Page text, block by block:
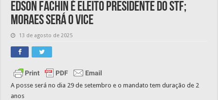
Edson Fachin é eleito presidente do STF;
Moraes será o vice
13 de agosto de 2025
A posse será no dia 29 de setembro e o mandato tem duração de 2
anos